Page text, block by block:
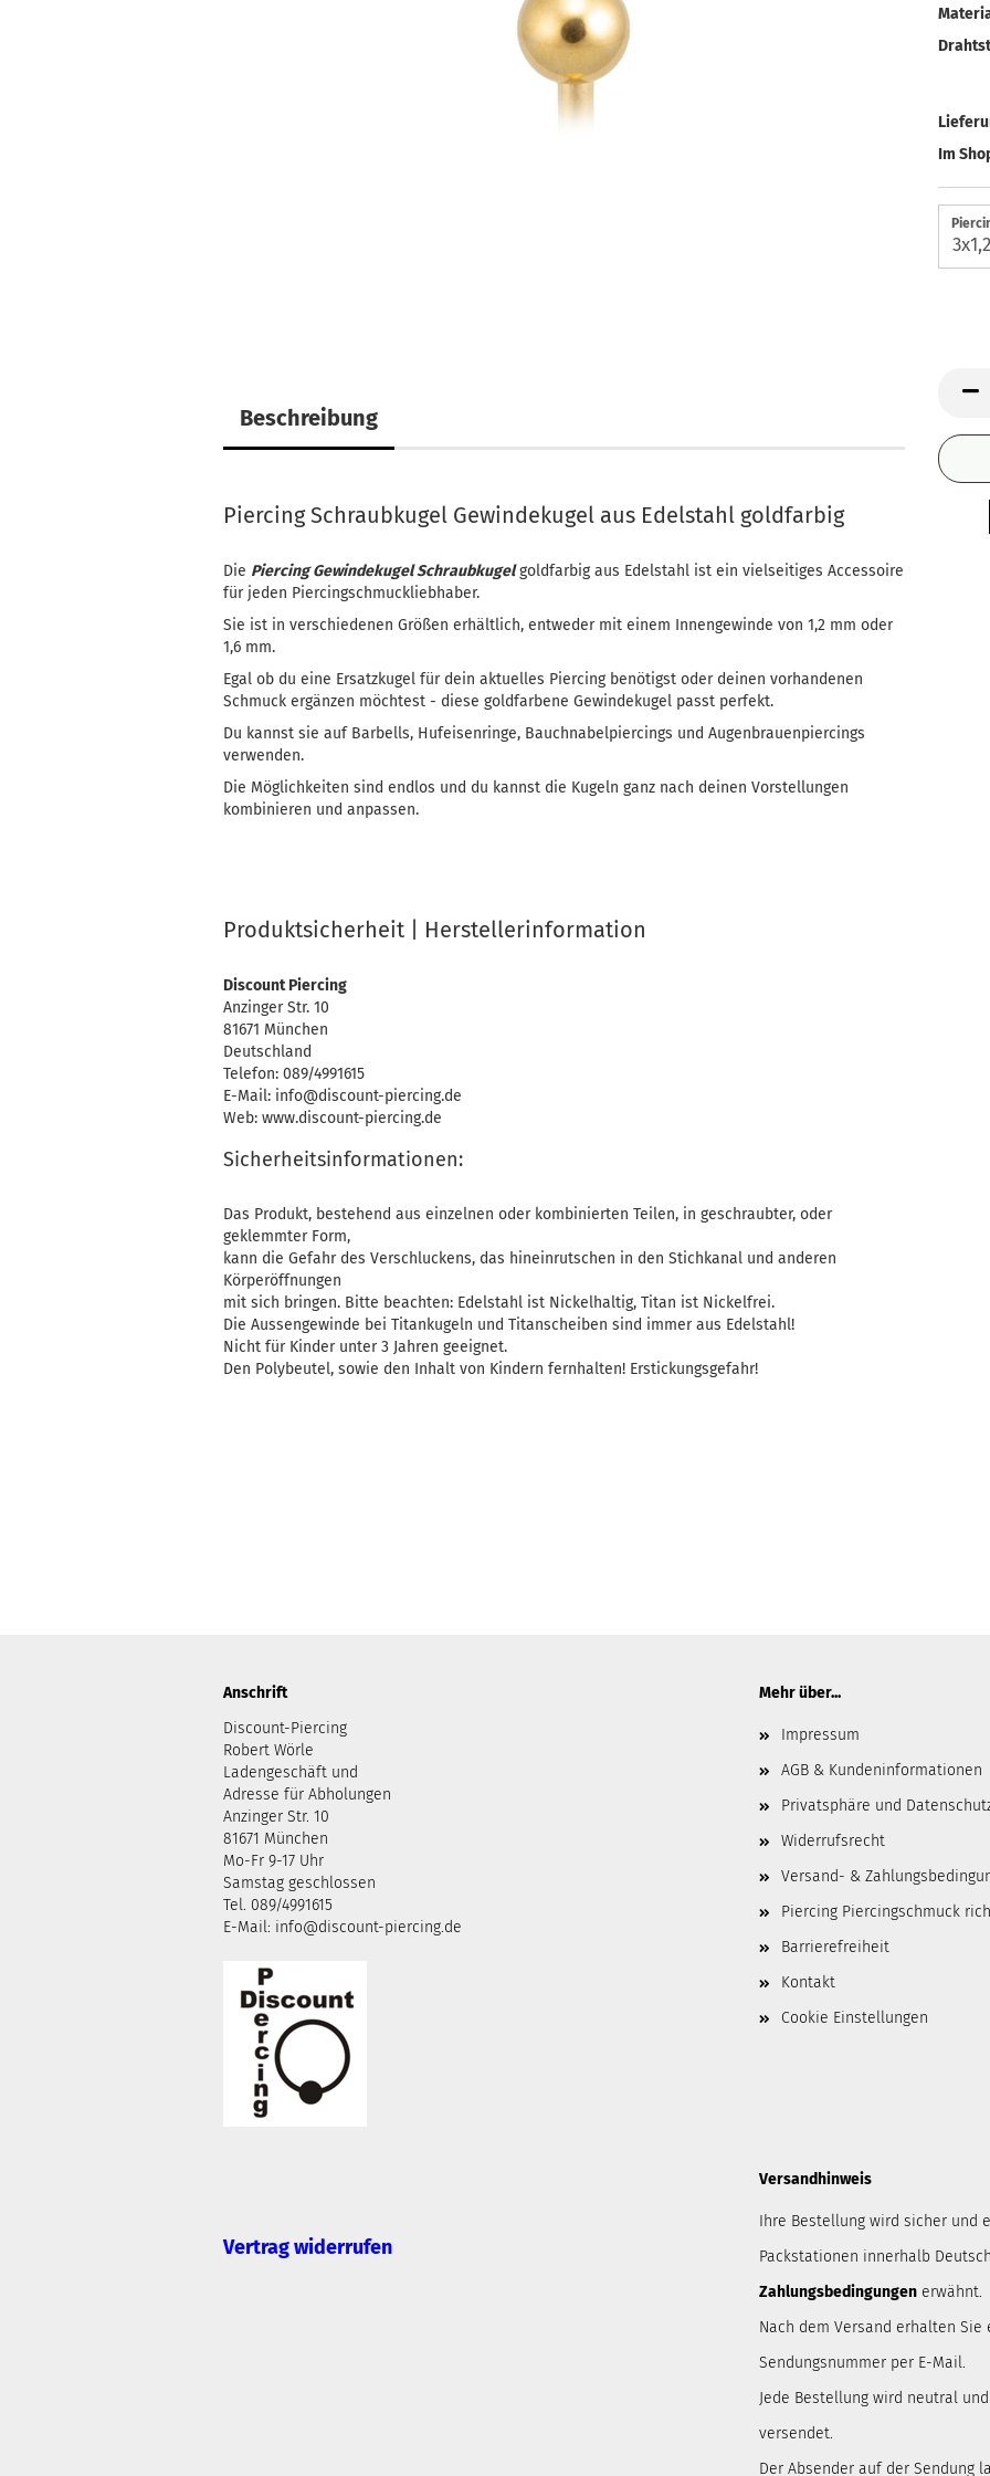
Im
Beschreibung
Piercing Schraubkugel Gewindekugel aus Edelstahl goldfarbig
Die Piercing Gewindekugel Schraubkugelgoldfarbig aus Edelstahl ist ein vielseitiges Accessoire
für jeden Piercingschmuckliebhaber.
Sie ist in verschiedenen Größen erhältlich, entweder mit einem Innengewinde von 1,2 mm oder
1,6 mm.
Egal ob du eine Ersatzkugel für dein aktuelles Piercing benötigst oder deinen vorhandenen
Schmuck ergänzen möchtest - diese goldfarbene Gewindekugel passt perfekt.
Du kannst sie auf Barbells, Hufeisenringe, Bauchnabelpiercings und Augenbrauenpiercings
verwenden.
Die Möglichkeiten sind endlos und du kannst die Kugeln ganz nach deinen Vorstellungen
kombinieren und anpassen.
Produktsicherheit | Herstellerinformation
Discount Piercing
Anzinger Str. 10
81671 München
Deutschland
Telefon: 089/4991615
E-Mail: info@discount-piercing.de
Web: www.discount-piercing.de
Sicherheitsinformationen:
Das Produkt, bestehend aus einzelnen oder kombinierten Teilen, in geschraubter, oder
geklemmter Form,
kann die Gefahr des Verschluckens, das hineinrutschen in den Stichkanal und anderen
Körperöffnungen
mit sich bringen. Bitte beachten: Edelstahl ist Nickelhaltig, Titan ist Nickelfrei.
Die Aussengewinde bei Titankugeln und Titanscheiben sind immer aus Edelstahl!
Nicht für Kinder unter 3 Jahren geeignet.
Den Polybeutel, sowie den Inhalt von Kindern fernhalten! Erstickungsgefahr!
Anschrift
Discount-Piercing
Robert Wörle
Ladengeschäft und
Adresse für Abholungen
Anzinger Str. 10
81671 München
Mo-Fr 9-17 Uhr
Samstag geschlossen
Tel. 089/4991615
E-Mail: info@discount-piercing.de
Mehr über...
Impressum
AGB & Kundeninformationen
Privatsphäre und
Widerrufsrecht
Versand- &
Piercing Piercingschmuck
Barrierefreiheit
Kontakt
Cookie Einstellungen
Vertrag widerrufen
Versandhinweis
Ihre Bestellung wird sicher und
Packstationen innerhalb
Zahlungsbedingungen erwähnt.
Nach dem Versand erhalten
Sendungsnummer per E-Mail.
Jede Bestellung wird neutral
versendet.
Der Absender auf der Sendung